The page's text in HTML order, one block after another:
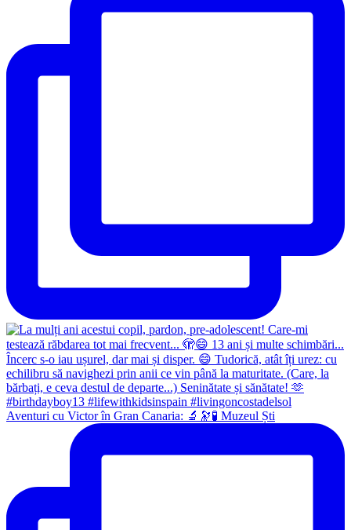
Aventuri cu Victor în Gran Canaria: 🔬🔭🧪 Muzeul Ști